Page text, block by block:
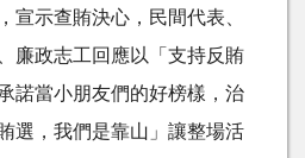
宣示查賄決心，民間代表、
廉政志工回應以「支持反賄
諾當小朋友們的好榜樣，治
選，我們是靠山」讓整場活